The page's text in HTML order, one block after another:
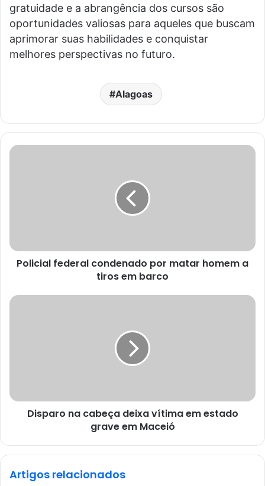
gratuidade e a abrangência dos cursos são
oportunidades valiosas para aqueles que buscam
aprimorar suas habilidades e conquistar
melhores perspectivas no futuro.
Alagoas
Policial federal condenado por matar homem a
tiros em barco
Disparo na cabeça deixa vítima em estado
grave em Maceió
Artigos relacionados